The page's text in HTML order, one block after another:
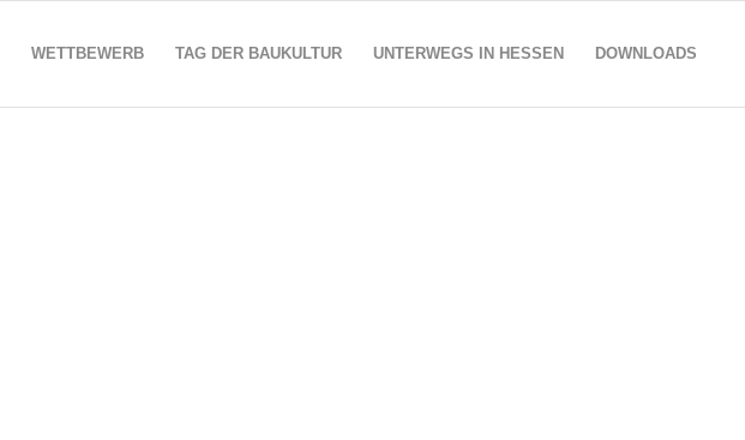
WETTBEWERB TAG DER BAUKULTUR UNTERWEGS IN HESSEN DOWNLOADS